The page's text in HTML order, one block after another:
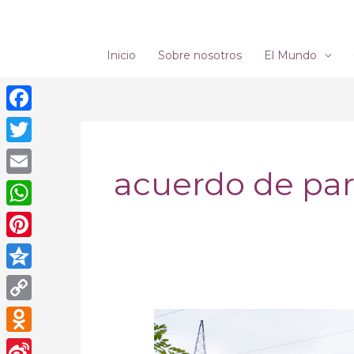
Inicio Sobre nosotros El Mundo
acuerdo de
El
informe
Facebook
Twitter
Email
WhatsApp
Pinterest
Qzone
Copy
Link
Odnoklassniki